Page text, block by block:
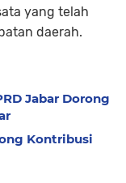
yang telah
daerah.
Jabar Dorong
Kontribusi